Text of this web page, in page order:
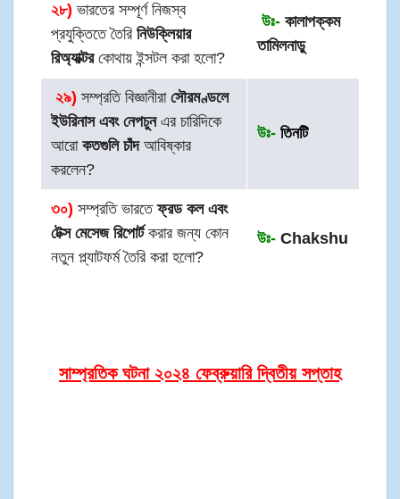
২৮) ভারতের সম্পূর্ণ নিজস্ব
প্রযুক্তিতে তৈরিনিউক্লিয়ার
রিঅ্যাক্টরকোথায় ইন্সটল করা হলো?
উঃ- কালাপক্কম
তামিলনাড়ু
২৯) সম্প্রতি বিজ্ঞানীরাসৌরমণ্ডলে
ইউরিনাস এবং নেপচুনএর চারিদিকে
আরোকতগুলি চাঁদআবিষ্কার
করলেন?
উঃ- তিনটি
৩০) সম্প্রতি ভারতেফ্রড কল এবং
টেক্স মেসেজ রিপোর্টকরার জন্য কোন
নতুন প্ল্যাটফর্ম তৈরি করা হলো?
উঃ- Chakshu
সাম্প্রতিক ঘটনা ২০২৪ ফেব্রুয়ারি দ্বিতীয় সপ্তাহ